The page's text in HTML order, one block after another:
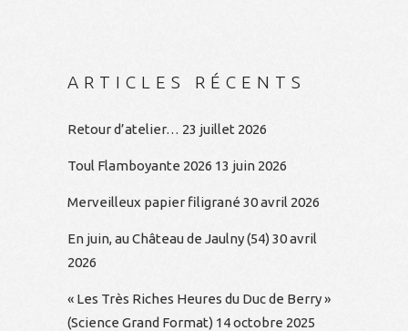
ARTICLES RÉCENTS
Retour d’atelier… 23 juillet 2026
Toul Flamboyante 2026 13 juin 2026
Merveilleux papier filigrané 30 avril 2026
En juin, au Château de Jaulny (54)30 avril
2026
« Les Très Riches Heures du Duc de Berry »
(Science Grand Format) 14 octobre 2025